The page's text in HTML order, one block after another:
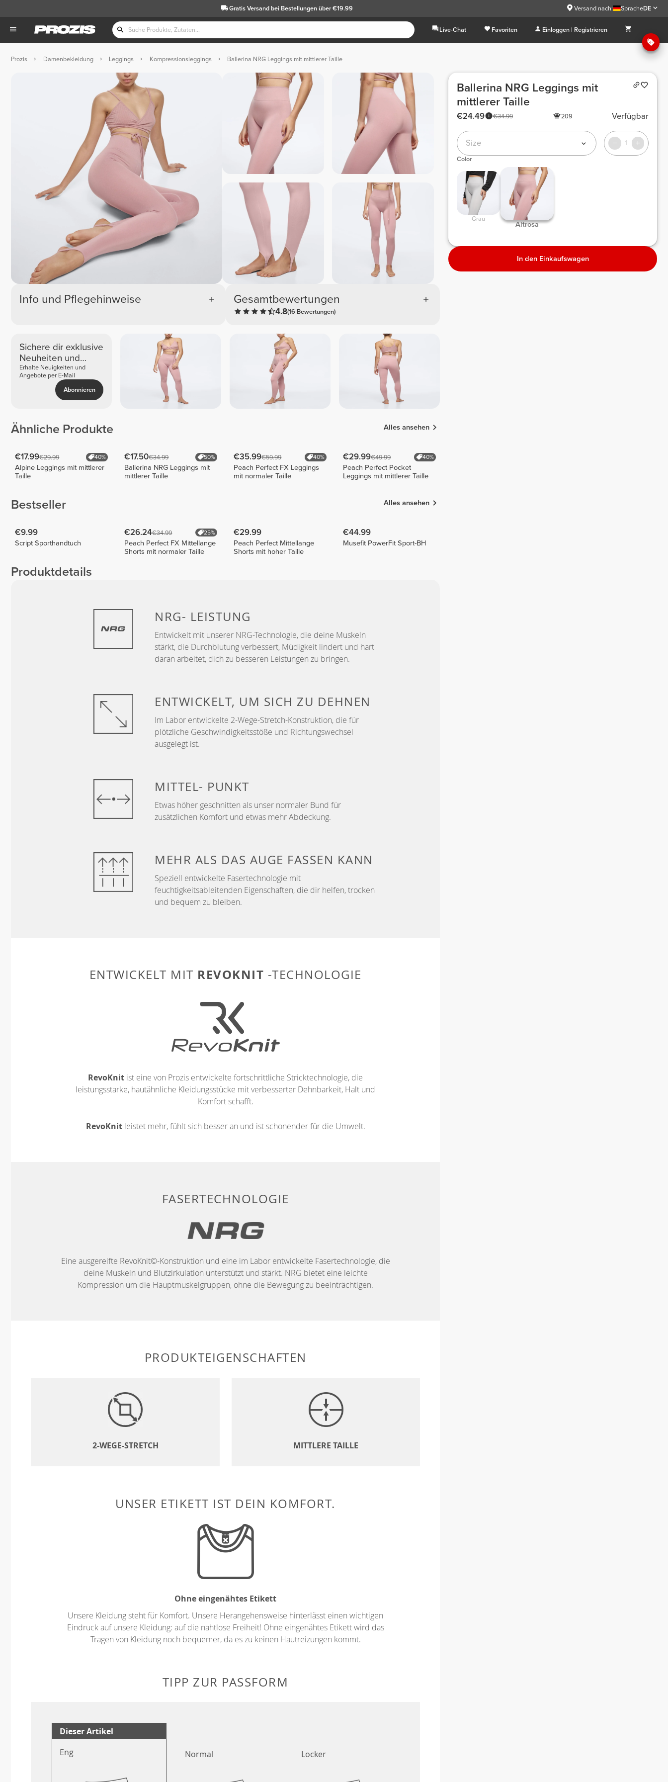
Gratis Versandbei Bestellungen über €19.99 Versand nach: SpracheDE
Live-Chat Favoriten Einloggen | Registrieren
Prozis Damenbekleidung Leggings Kompressionsleggings Ballerina NRG Leggings mit mittlerer Taille
Info und Pflegehinweise Gesamtbewertungen
4.8(16 Bewertungen)
Sichere dir exklusive
Neuheiten und
Angebote
Erhalte Neuigkeiten und
Angebote per E-Mail
Abonnieren
Ähnliche Produkte Alles ansehen
€17.99€29.99 40%
Alpine Leggings mit mittlerer
Taille
€17.50€34.99 50%
Ballerina NRG Leggings mit
mittlerer Taille
€35.99€59.99 40%
Peach Perfect FX Leggings
mit normaler Taille
€29.99€49.99 40%
Peach Perfect Pocket
Leggings mit mittlerer Taille
Bestseller Alles ansehen
€9.99
Script Sporthandtuch
€26.24€34.99 25%
Peach Perfect FX Mittellange
Shorts mit normaler Taille
€29.99
Peach Perfect Mittellange
Shorts mit hoher Taille
€44.99
Musefit PowerFit Sport-BH
Produktdetails
NRG- LEISTUNG
Entwickelt mit unserer NRG-Technologie, die deine Muskeln
stärkt, die Durchblutung verbessert, Müdigkeit lindert und hart
daran arbeitet, dich zu besseren Leistungen zu bringen.
ENTWICKELT, UM SICH ZU DEHNEN
Im Labor entwickelte 2-Wege-Stretch-Konstruktion, die für
plötzliche Geschwindigkeitsstöße und Richtungswechsel
ausgelegt ist.
MITTEL- PUNKT
Etwas höher geschnitten als unser normaler Bund für
zusätzlichen Komfort und etwas mehr Abdeckung.
MEHR ALS DAS AUGE FASSEN KANN
Speziell entwickelte Fasertechnologie mit
feuchtigkeitsableitenden Eigenschaften, die dir helfen, trocken
und bequem zu bleiben.
ENTWICKELT MIT REVOKNIT -TECHNOLOGIE
RevoKnit ist eine von Prozis entwickelte fortschrittliche Stricktechnologie, die
leistungsstarke, hautähnliche Kleidungsstücke mit verbesserter Dehnbarkeit, Halt und
Komfort schafft.
RevoKnitleistet mehr, fühlt sich besser an und ist schonender für die Umwelt.
FASERTECHNOLOGIE
Eine ausgereifte RevoKnit©-Konstruktion und eine im Labor entwickelte Fasertechnologie, die
deine Muskeln und Blutzirkulation unterstützt und stärkt. NRG bietet eine leichte
Kompression um die Hauptmuskelgruppen, ohne die Bewegung zu beeinträchtigen.
PRODUKTEIGENSCHAFTEN
2-WEGE-STRETCH MITTLERE TAILLE
UNSER ETIKETT IST DEIN KOMFORT.
Ohne eingenähtes Etikett
Unsere Kleidung steht für Komfort. Unsere Herangehensweise hinterlässt einen wichtigen
Eindruck auf unsere Kleidung: auf die nahtlose Freiheit! Ohne eingenähtes Etikett wird das
Tragen von Kleidung noch bequemer, da es zu keinen Hautreizungen kommt.
TIPP ZUR PASSFORM
Dieser Artikel
Eng
Normal Locker
Ballerina NRG Leggings mit
mittlerer Taille
€34.99
€24.49 209 Verfügbar
Size 1
Color
Grau
Altrosa
In den Einkaufswagen